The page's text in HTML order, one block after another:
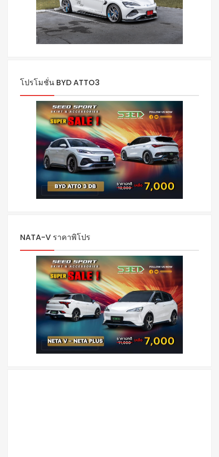
โปรโมชั่น BYD ATTO3
NATA-V ราคาพิโปร